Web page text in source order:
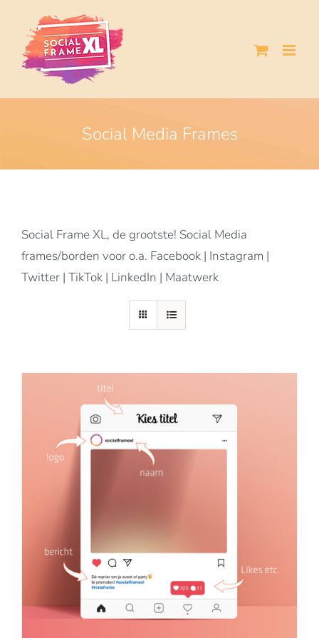
inhoud
Social Media Frames
Social Frame XL, de grootste! Social Media
frames/borden voor o.a. Facebook | Instagram |
Twitter | TikTok | LinkedIn | Maatwerk